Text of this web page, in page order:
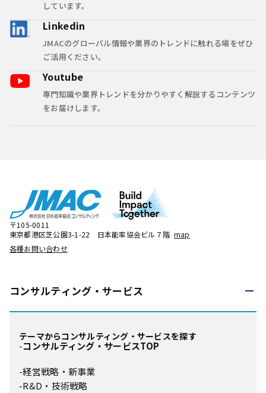
しています。
Linkedin
JMACのグローバル情報や業界のトレンドに触れる場をぜひ
ご活用ください。
Youtube
専門知識や業界トレンドを分かりやすく解説するコンテンツ
をお届けします。
〒105-0011
東京都港区芝公園3-1-22 日本能率協会ビル７階 map
各種お問い合わせ
コンサルティング・ サービス
テーマからコンサルティング・サービスを探す
コンサルティング・サービスTOP
経営戦略・新事業
R&D・技術戦略